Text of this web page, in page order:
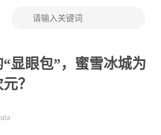
显眼包”，蜜雪冰城为
？